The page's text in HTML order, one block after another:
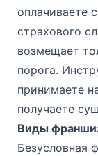
оплачиваете
страхового
возмещает
порога.
принимаете
получаете
Виды
Безусловная